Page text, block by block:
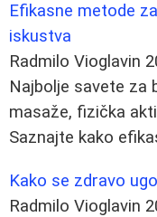
Efikasne metode
iskustva
Radmilo Vioglavin
Najbolje savete za
masaže, fizička
Saznajte kako
Kako se zdravo
Radmilo Vioglavin